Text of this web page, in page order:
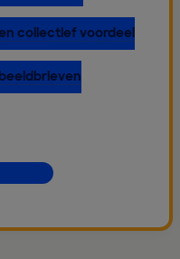
collectief voordeel